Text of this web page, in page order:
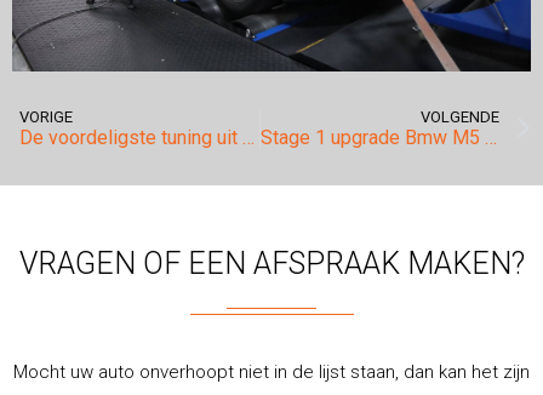
VORIGE
De voordeligste tuning uit ons assortiment.
VOLGENDE
Stage 1 upgrade Bmw M5 4.4 V8 Bi-Turbo.
VRAGEN OF EEN AFSPRAAK MAKEN?
Mocht uw auto onverhoopt niet in de lijst staan, dan kan het zijn